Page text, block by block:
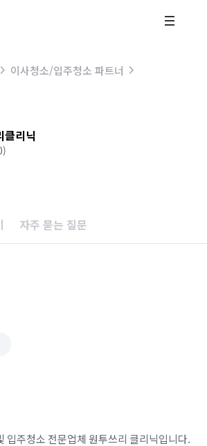
이사청소/입주청소 파트너
클리닉
)
자주 묻는 질문
입주청소 전문업체 원투쓰리 클리닉입니다.